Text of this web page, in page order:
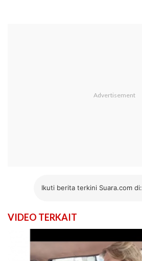
Ikuti berita terkini Suara.com di:
VIDEO TERKAIT